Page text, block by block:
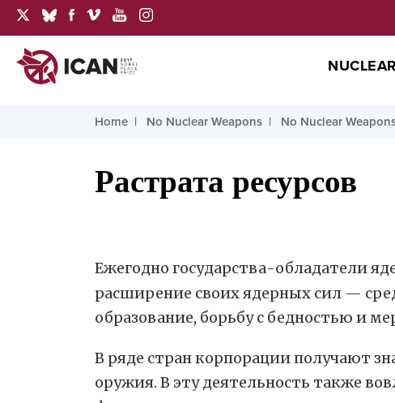
Home No Nuclear Weapons No Nuclear
Растрата ресурсов
Ежегодно государства-обладатели
расширение своих ядерных сил —
образование, борьбу с бедностью и
В ряде стран корпорации получают
оружия. В эту деятельность также